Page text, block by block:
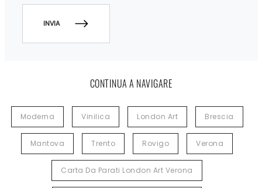
CONTINUA A NAVIGARE
Moderna Vinilica London Art Brescia
Mantova Trento Rovigo Verona
Carta Da Parati London Art Verona
INVIA